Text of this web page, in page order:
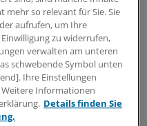
Stadium
12,5 Monate nach der
den Patienten mit
Dritte die Operation
mit Nierenkrebs auch
mehr so relevant für Sie. Sie
aufrufen, um Ihre
zu widerrufen,
verwalten am unteren
schwebende Symbol unten
Ihre Einstellungen
Informationen
Details finden Sie